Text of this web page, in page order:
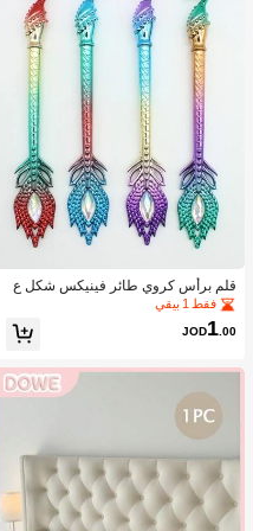
قلم برأس كروي طائر فينيكس شكل ع
شوائي قطعة واحدة
فقط 1 بيقي
JOD1.00